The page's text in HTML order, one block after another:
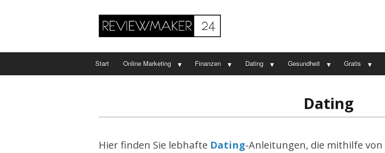
Start Online Marketing Finanzen Dating Gesundheit Gratis
Dating
Hier finden Sie lebhafte Dating-Anleitungen, die mithilfe von